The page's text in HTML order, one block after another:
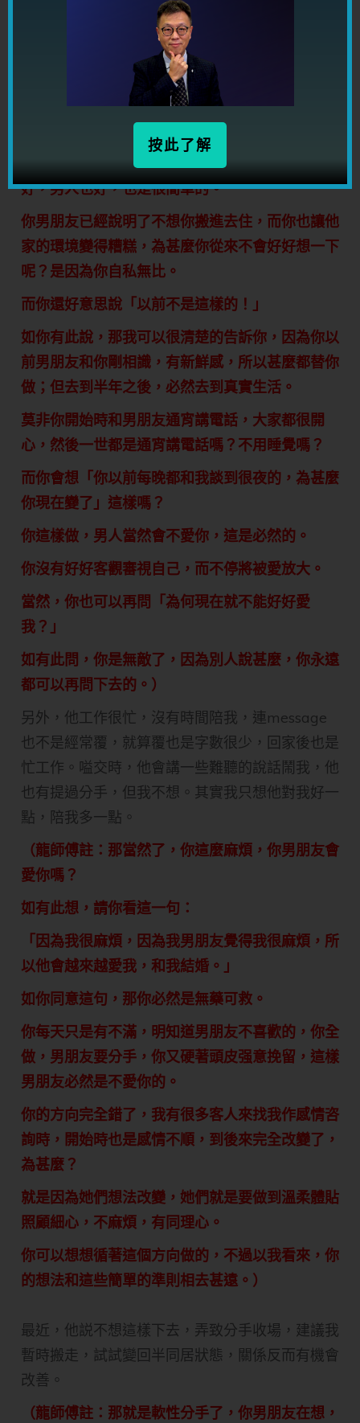
你只要順著邏輯去想就可以了。男朋友不想和你同
住，那你不搬進去住，不就是你對男朋友的付出
又說我令他家很亂，但我一向也是這樣，他以前會
替我執拾的，為什麼之前不是問題？
（龍師傅註：你問得太天真了，其實是你男朋友也
好，男人也好，也是很簡單的。
你男朋友已經說明了不想你搬進去住，而你也讓他
家的環境變得糟糕，為甚麼你從來不會好好想一下
呢？是因為你自私無比。
而你還好意思說「以前不是這樣的！」
如你有此說，那我可以很清楚的告訴你，因為你以
前男朋友和你剛相識，有新鮮感，所以甚麼都替你
做；但去到半年之後，必然去到真實生活。
莫非你開始時和男朋友通宵講電話，大家都很開
心，然後一世都是通宵講電話嗎？不用睡覺嗎？
而你會想「你以前每晚都和我談到很夜的，為甚麼
你現在變了」這樣嗎？
你這樣做，男人當然會不愛你，這是必然的。
你沒有好好客觀審視自己，而不停將被愛放大。
當然，你也可以再問「為何現在就不能好好愛
我？」
如有此問，你是無敵了，因為別人說甚麼，你永遠
都可以再問下去的。）
另外，他工作很忙，沒有時間陪我，連message
也不是經常覆，就算覆也是字數很少，回家後也是
忙工作。嗌交時，他會講一些難聽的說話鬧我，他
也有提過分手，但我不想。其實我只想他對我好一
點，陪我多一點。
（龍師傅註：那當然了，你這麼麻煩，你男朋友會
愛你嗎？
如有此想，請你看這一句：
「因為我很麻煩，因為我男朋友覺得我很麻煩，所
以他會越來越愛我，和我結婚。」
如你同意這句，那你必然是無藥可救。
你每天只是有不滿，明知道男朋友不喜歡的，你全
做，男朋友要分手，你又硬著頭皮强意挽留，這樣
男朋友必然是不愛你的。
你的方向完全錯了，我有很多客人來找我作感情咨
詢時，開始時也是感情不順，到後來完全改變了，
為甚麼？
就是因為她們想法改變，她們就是要做到溫柔體貼
照顧細心，不麻煩，有同理心。
你可以想想循著這個方向做的，不過以我看來，你
的想法和這些簡單的準則相去甚遠。）
最近，他説不想這樣下去，弄致分手收場，建議我
暫時搬走，試試變回半同居狀態，關係反而有機會
改善。
（龍師傅註：那就是軟性分手了，你男朋友在想，
按此了解